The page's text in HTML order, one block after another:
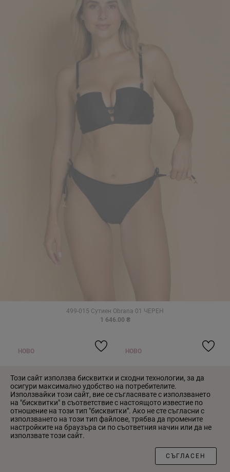
499-015 Сутиен Obrana 01 ЧЕРЕН
1 646.00 ₴
НОВО НОВО
Този сайт използва бисквитки и сходни технологии, за да
осигури максимално удобство на потребителите.
Използвайки този сайт, вие се съгласявате с използването
на "бисквитки" в съответствие с настоящото известие по
отношение на този тип "бисквитки". Ако не сте съгласни с
използването на този тип файлове, трябва да промените
настройките на браузъра си по съответния начин или да не
използвате този сайт.
СЪГЛАСЕН